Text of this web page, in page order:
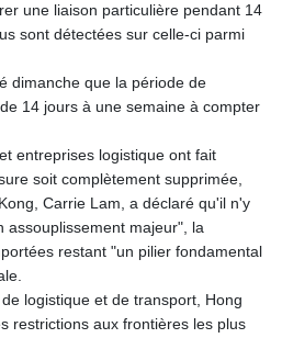
une liaison particulière pendant 14
sont détectées sur celle-ci parmi
dimanche que la période de
14 jours à une semaine à compter
entreprises logistique ont fait
soit complètement supprimée,
Carrie Lam, a déclaré qu'il n'y
assouplissement majeur", la
restant "un pilier fondamental
logistique et de transport, Hong
restrictions aux frontières les plus